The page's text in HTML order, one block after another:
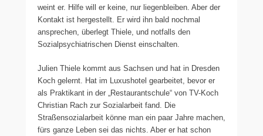
weint er. Hilfe will er keine, nur liegenbleiben. Aber der
Kontakt ist hergestellt. Er wird ihn bald nochmal
ansprechen, überlegt Thiele, und notfalls den
Sozialpsychiatrischen Dienst einschalten.
Julien Thiele kommt aus Sachsen und hat in Dresden
Koch gelernt. Hat im Luxushotel gearbeitet, bevor er
als Praktikant in der „Restaurantschule“ von TV-Koch
Christian Rach zur Sozialarbeit fand. Die
Straßensozialarbeit könne man ein paar Jahre machen,
fürs ganze Leben sei das nichts. Aber er hat schon